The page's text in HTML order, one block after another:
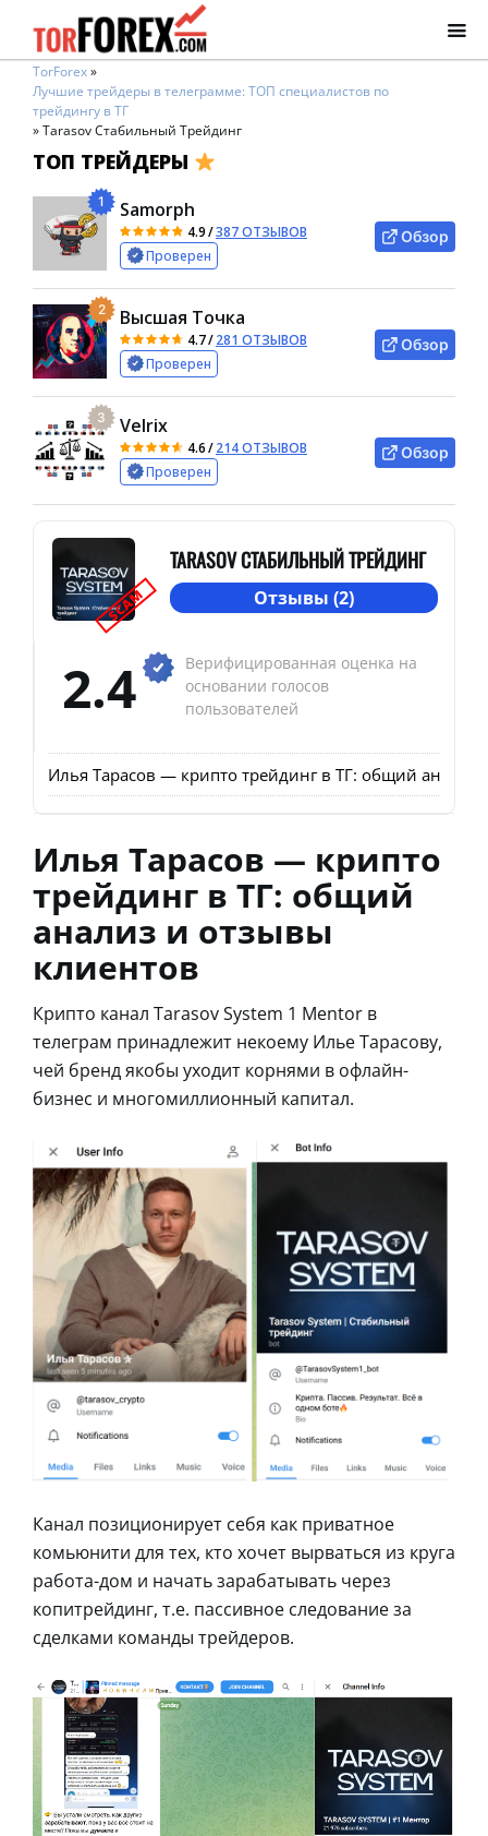
TorForex»
Лучшие трейдеры в телеграмме: ТОП специалистов по
трейдингу в ТГ
»Tarasov Стабильный Трейдинг
ТОП ТРЕЙДЕРЫ
1 Samorph
4.9/387 ОТЗЫВОВ
Проверен
Обзор
2 Высшая Точка
4.7/281 ОТЗЫВОВ
Проверен
Обзор
3 Velrix
4.6/214 ОТЗЫВОВ
Проверен
Обзор
SCAM
TARASOV СТАБИЛЬНЫЙ ТРЕЙДИНГ
Отзывы (2)
2.4
Верифицированная оценка на
основании голосов
пользователей
Илья Тарасов — крипто трейдинг в ТГ: общий анализ
Илья Тарасов — крипто
трейдинг в ТГ: общий
анализ и отзывы
клиентов
Крипто канал Tarasov System 1 Mentor в
телеграм принадлежит некоему Илье Тарасову,
чей бренд якобы уходит корнями в офлайн-
бизнес и многомиллионный капитал.
Канал позиционирует себя как приватное
комьюнити для тех, кто хочет вырваться из круга
работа-дом и начать зарабатывать через
копитрейдинг, т.е. пассивное следование за
сделками команды трейдеров.